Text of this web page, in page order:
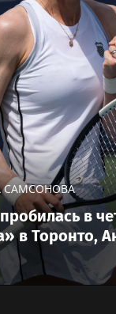
в
в Торонто,